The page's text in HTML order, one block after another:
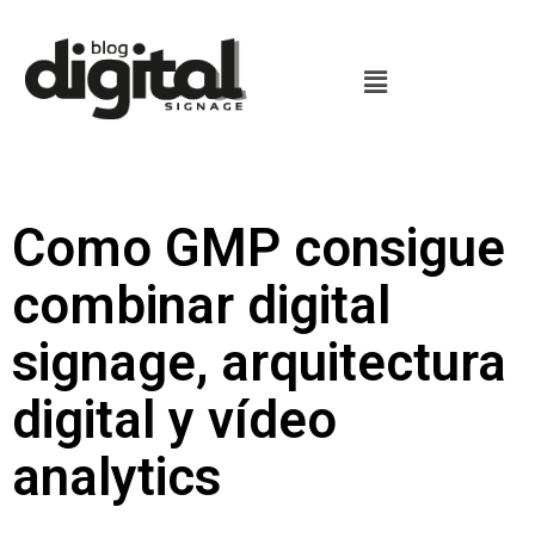
Como GMP consigue
combinar digital
signage, arquitectura
digital y vídeo
analytics